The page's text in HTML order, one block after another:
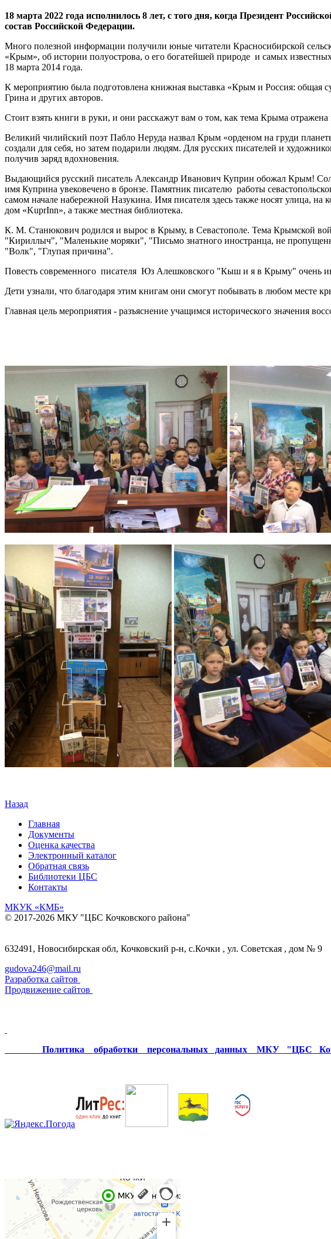
18 марта 2022 года исполнилось 8 лет, с того дня, когда Президент
состав Российской Федерации.
Много полезной информации получили юные читатели Красносибирской
«Крым», об истории полуострова, о его богатейшей природе и самых
18 марта 2014 года.
К мероприятию была подготовлена книжная выставка «Крым и Россия: общая
Грина и других авторов.
Стоит взять книги в руки, и они расскажут вам о том, как тема Крыма отражена
Великий чилийский поэт Пабло Неруда назвал Крым «орденом на груди
создали для себя, но затем подарили людям. Для русских писателей и
получив заряд вдохновения.
Выдающийся русский писатель Александр Иванович Куприн обожал Крым!
имя Куприна увековечено в бронзе. Памятник писателю работы
самом начале набережной Назукина. Имя писателя здесь также носят улица,
дом «KuprInn», а также местная библиотека.
К. М. Станюкович родился и вырос в Крыму, в Севастополе. Тема Крымской
"Кириллыч", "Маленькие моряки", "Письмо знатного иностранца, не
"Волк", "Глупая причина".
Повесть современного писателя Юз Алешковского "Кыш и я в Крыму" очень
Дети узнали, что благодаря этим книгам они смогут побывать в любом месте
Главная цель мероприятия - разъяснение учащимся исторического значения
Назад
Главная
Документы
Оценка качества
Электронный каталог
Обратная связь
Библиотеки ЦБС
Контакты
МКУК «КМБ»
© 2017-2026 МКУ "ЦБС Кочковского района"
632491, Новосибирская обл, Кочковский р-н, с.Кочки , ул. Советская , дом № 9
gudova246@mail.ru
Разработка сайтов
Продвижение сайтов
Политика обработки персональных данных МКУ "ЦБС